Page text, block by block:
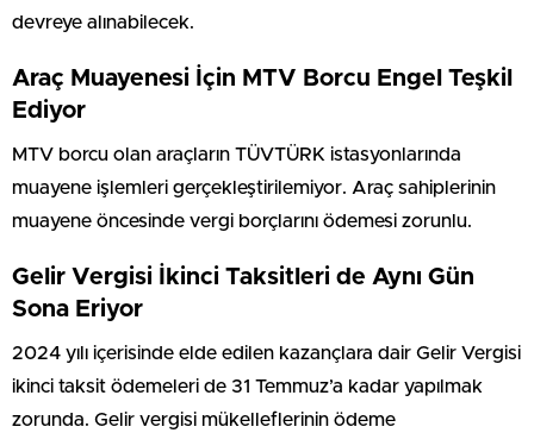
devreye alınabilecek.
Araç Muayenesi İçin MTV Borcu Engel Teşkil
Ediyor
MTV borcu olan araçların TÜVTÜRK istasyonlarında
muayene işlemleri gerçekleştirilemiyor. Araç sahiplerinin
muayene öncesinde vergi borçlarını ödemesi zorunlu.
Gelir Vergisi İkinci Taksitleri de Aynı Gün
Sona Eriyor
2024 yılı içerisinde elde edilen kazançlara dair Gelir Vergisi
ikinci taksit ödemeleri de 31 Temmuz’a kadar yapılmak
zorunda. Gelir vergisi mükelleflerinin ödeme